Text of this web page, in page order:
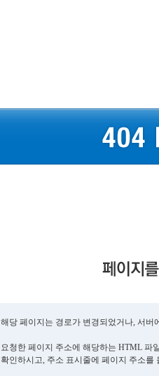
해당 페이지는 경로가 변경되었거나, 서
요청한 페이지 주소에 해당하는 HTML 파
확인하시고, 주소 표시줄에 페이지 주소